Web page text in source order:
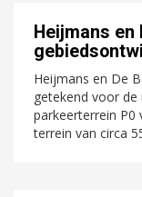
Heijmans en
Heijmans en De
getekend voor
parkeerterrein P0
terrein van circa